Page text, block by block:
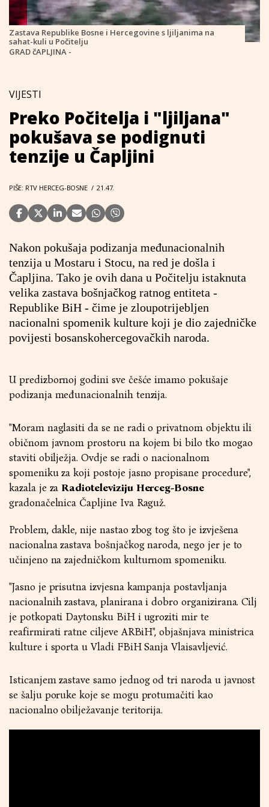
Zastava Republike Bosne i Hercegovine s ljiljanima na
sahat-kuli u Počitelju
GRAD čAPLJINA -
VIJESTI
Preko Počitelja i "ljiljana"
pokušava se podignuti
tenzije u Čapljini
PIŠE: RTV HERCEG-BOSNE / 21.47.
Nakon pokušaja podizanja međunacionalnih
tenzija u Mostaru i Stocu, na red je došla i
Čapljina. Tako je ovih dana u Počitelju istaknuta
velika zastava bošnjačkog ratnog entiteta -
Republike BiH - čime je zloupotrijebljen
nacionalni spomenik kulture koji je dio zajedničke
povijesti bosanskohercegovačkih naroda.
U predizbornoj godini sve češće imamo pokušaje
podizanja međunacionalnih tenzija.
"Moram naglasiti da se ne radi o privatnom objektu ili
običnom javnom prostoru na kojem bi bilo tko mogao
staviti obilježja. Ovdje se radi o nacionalnom
spomeniku za koji postoje jasno propisane procedure",
kazala je za Radioteleviziju Herceg-Bosne
gradonačelnica Čapljine Iva Raguž.
Problem, dakle, nije nastao zbog tog što je izvješena
nacionalna zastava bošnjačkog naroda, nego jer je to
učinjeno na zajedničkom kulturnom spomeniku.
"Jasno je prisutna izvjesna kampanja postavljanja
nacionalnih zastava, planirana i dobro organizirana. Cilj
je potkopati Daytonsku BiH i ugroziti mir te
reafirmirati ratne ciljeve ARBiH", objašnjava ministrica
kulture i sporta u Vladi FBiH Sanja Vlaisavljević.
Isticanjem zastave samo jednog od tri naroda u javnost
se šalju poruke koje se mogu protumačiti kao
nacionalno obilježavanje teritorija.